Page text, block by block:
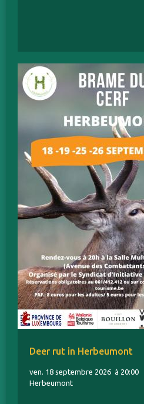
Deer rut in Herbeumont
ven. 18 septembre 2026 à 20:00
Herbeumont